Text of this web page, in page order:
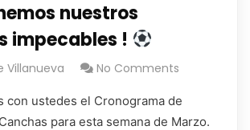
nuestros
impecables !
Villanueva No Comments
con ustedes el Cronograma de
para esta semana de Marzo.